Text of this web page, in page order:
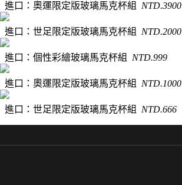
進口： 奧運限定版玻璃馬克杯組 NTD.3900
進口： 世足限定版玻璃馬克杯組 NTD.2000
進口： 個性彩繪玻璃馬克杯組 NTD.999
進口： 奧運限定版玻璃馬克杯組 NTD.1000
進口： 世足限定版玻璃馬克杯組 NTD.666